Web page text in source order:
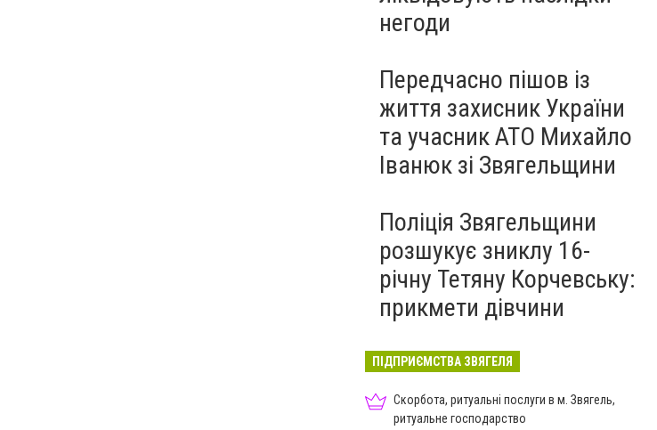
негоди
Передчасно пішов із
життя захисник України
та учасник АТО Михайло
Іванюк зі Звягельщини
Поліція Звягельщини
розшукує зниклу 16-
річну Тетяну Корчевську:
прикмети дівчини
ПІДПРИЄМСТВА ЗВЯГЕЛЯ
Скорбота, ритуальні послуги в м. Звягель,
ритуальне господарство